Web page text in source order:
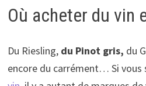
Où acheter du vin
Du Riesling, du Pinot gris, du
encore du carrément… Si vous